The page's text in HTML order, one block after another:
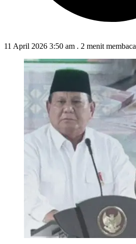
11 April 2026 3:50 am . 2 menit membaca